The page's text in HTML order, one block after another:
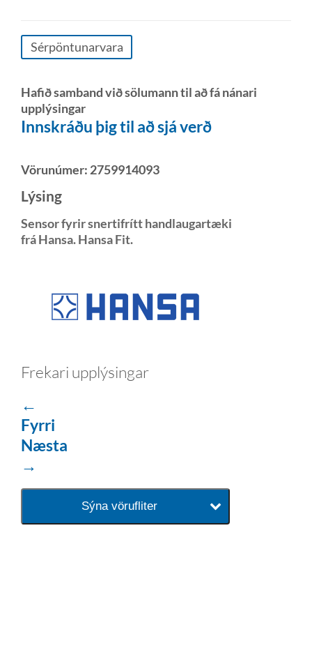
Sérpöntunarvara
Hafið samband við sölumann til að fá nánari
upplýsingar
Innskráðu þig til að sjá verð
Vörunúmer: 2759914093
Lýsing
Sensor fyrir snertifrítt handlaugartæki
frá Hansa. Hansa Fit.
Frekari upplýsingar
←
Fyrri
Næsta
→
Sýna vörufliter